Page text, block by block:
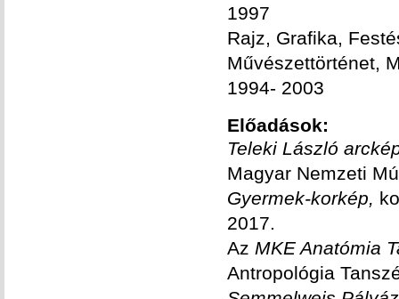
1997
Rajz, Grafika,
Művészettörténet,
1994- 2003
Előadások:
Teleki László
Magyar Nemzeti
Gyermek-korkép,
2017.
Az MKE Anatómia
Antropológia